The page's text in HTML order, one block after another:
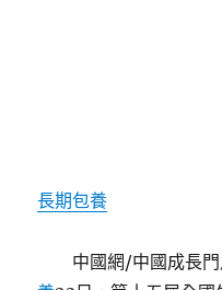
長期包養
中國網/中國成長